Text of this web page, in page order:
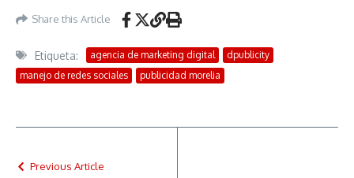
Share this Article
Etiqueta: agencia de marketing digital
dpublicity
manejo de redes sociales
publicidad morelia
Previous Article